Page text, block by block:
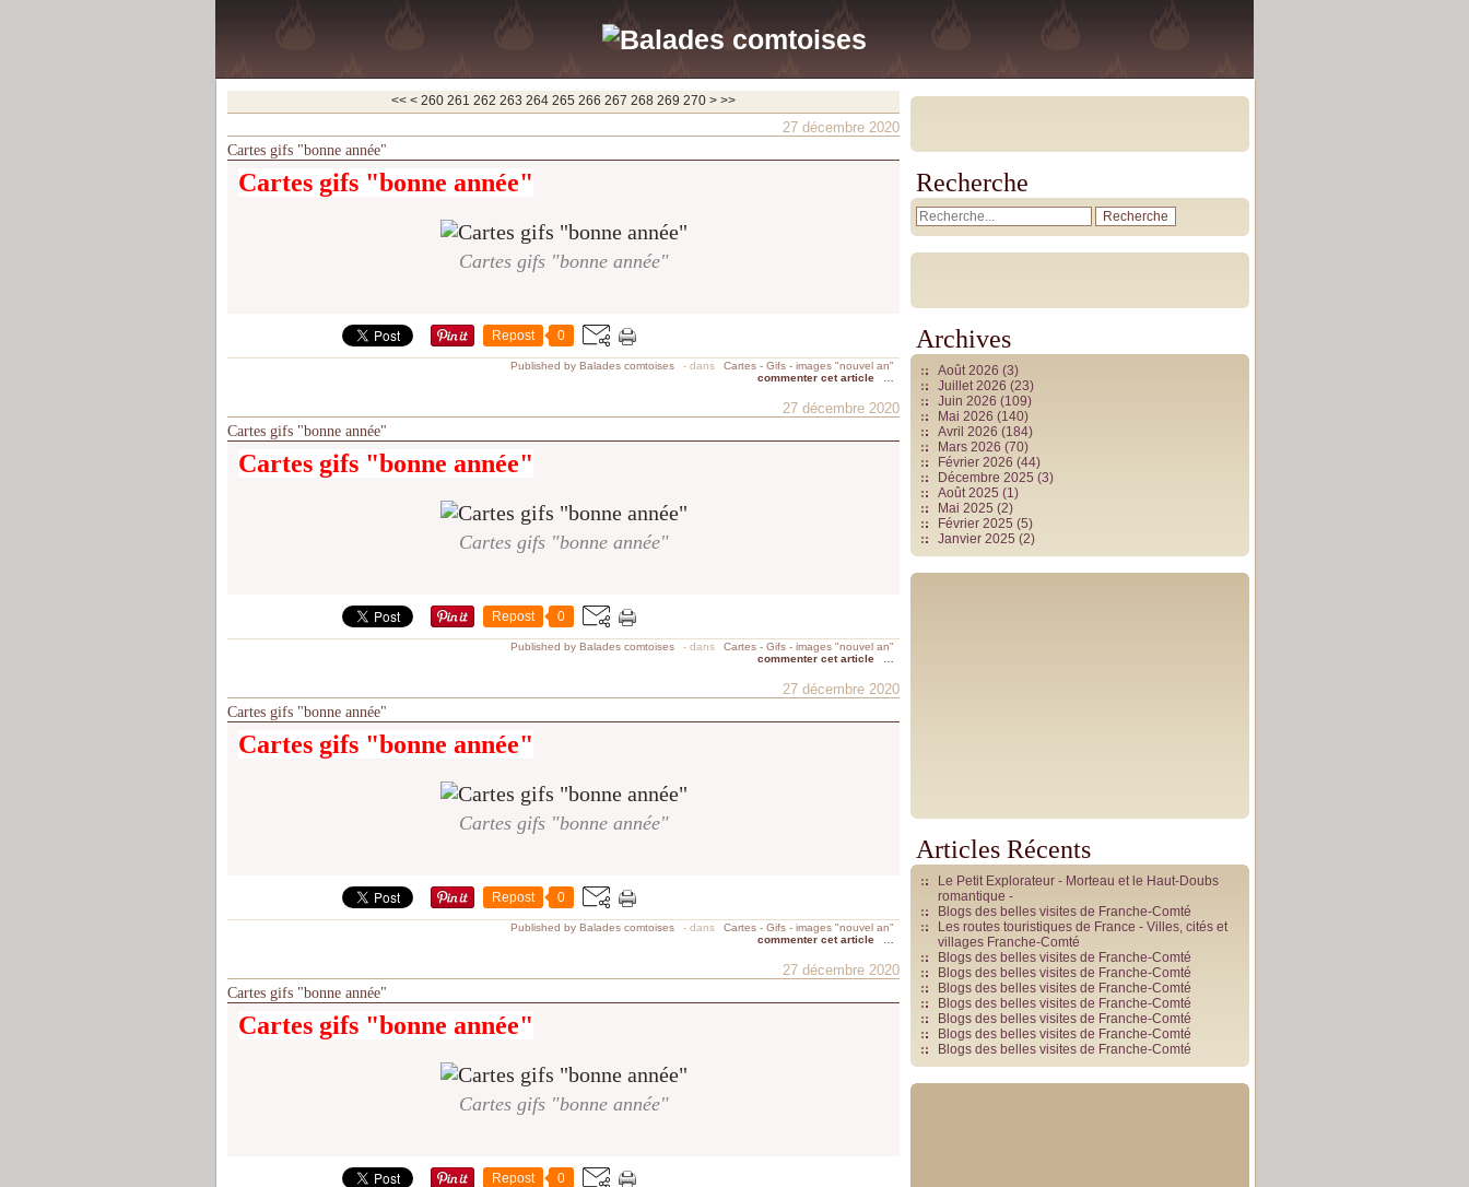
<< < 200
210
220
230
240
250
260 261 262 263 264 265 266 267 268 269 270 280
290
300
400
500
600
700
800
900
1000
1100
1200
1300
1400
1500
1600
1700
1800
1900
2000
2100
2200
2300
2400
2500
2600
2700
2800
2900
3000
3100
3200
3300
3400
3500
3600
3700
> >>
27 décembre 2020
Cartes gifs "bonne année"
Cartes gifs "bonne année"
Cartes gifs "bonne année"
Repost 0
Published by Balades comtoises - dans
Cartes - Gifs - images "nouvel an"
commenter cet article
27 décembre 2020
Cartes gifs "bonne année"
Cartes gifs "bonne année"
Cartes gifs "bonne année"
Repost 0
Published by Balades comtoises - dans
Cartes - Gifs - images "nouvel an"
commenter cet article
27 décembre 2020
Cartes gifs "bonne année"
Cartes gifs "bonne année"
Cartes gifs "bonne année"
Repost 0
Published by Balades comtoises - dans
Cartes - Gifs - images "nouvel an"
commenter cet article
27 décembre 2020
Cartes gifs "bonne année"
Cartes gifs "bonne année"
Cartes gifs "bonne année"
Repost 0
Recherche
Archives
Août 2026 (3)
Juillet 2026 (23)
Juin 2026 (109)
Mai 2026 (140)
Avril 2026 (184)
Mars 2026 (70)
Février 2026 (44)
Décembre 2025 (3)
Août 2025 (1)
Mai 2025 (2)
Février 2025 (5)
Janvier 2025 (2)
Articles Récents
Le Petit Explorateur - Morteau et le Haut-Doubs
romantique -
Blogs des belles visites de Franche-Comté
Les routes touristiques de France - Villes, cités et
villages Franche-Comté
Blogs des belles visites de Franche-Comté
Blogs des belles visites de Franche-Comté
Blogs des belles visites de Franche-Comté
Blogs des belles visites de Franche-Comté
Blogs des belles visites de Franche-Comté
Blogs des belles visites de Franche-Comté
Blogs des belles visites de Franche-Comté